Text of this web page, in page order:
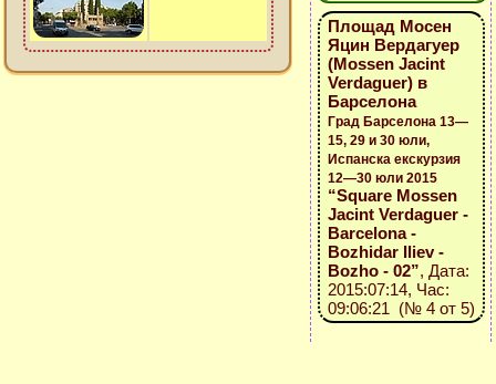
Площад Мосен
Яцин Вердагуер
(Mossen Jacint
Verdaguer) в
Барселона
Град Барселона 13—
15, 29 и 30 юли,
Испанска екскурзия
12—30 юли 2015
“Square Mossen
Jacint Verdaguer -
Barcelona -
Bozhidar Iliev -
Bozho - 02”, Дата:
2015:07:14, Час:
09:06:21 (№ 4 от 5)